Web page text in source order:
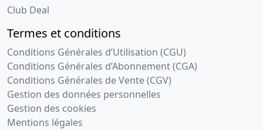
Club Deal
Termes et conditions
Conditions Générales d’Utilisation (CGU)
Conditions Générales d’Abonnement (CGA)
Conditions Générales de Vente (CGV)
Gestion des données personnelles
Gestion des cookies
Mentions légales